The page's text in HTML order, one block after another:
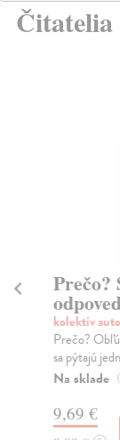
Prečo?
kolektív
Prečo?
sa pýtajú
Na sklade
9,69 €